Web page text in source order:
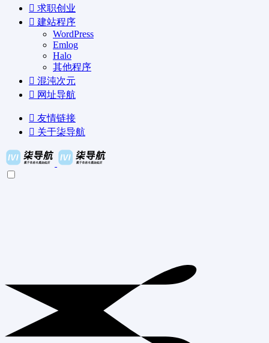
求职创业
建站程序
WordPress
Emlog
Halo
其他程序
混沌次元
网址导航
友情链接
关于柒导航